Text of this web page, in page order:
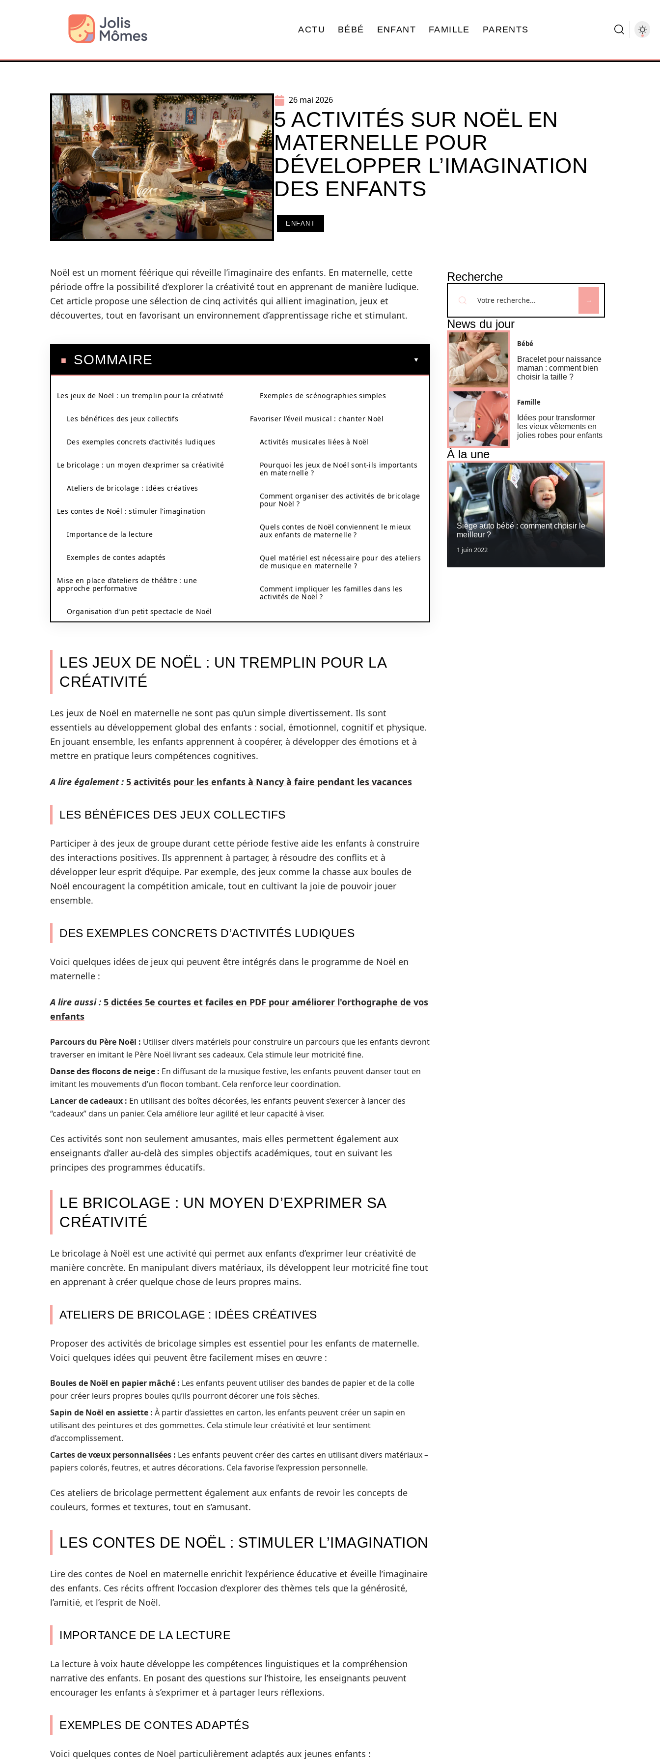
ACTU BÉBÉ ENFANT FAMILLE PARENTS
26 mai 2026
5 ACTIVITÉS SUR NOËL EN
MATERNELLE POUR
DÉVELOPPER L’IMAGINATION
DES ENFANTS
ENFANT
Noël est un moment féérique qui réveille l’imaginaire des enfants. En maternelle, cette
période offre la possibilité d’explorer la créativité tout en apprenant de manière ludique.
Cet article propose une sélection de cinq activités qui allient imagination, jeux et
découvertes, tout en favorisant un environnement d’apprentissage riche et stimulant.
SOMMAIRE
Les jeux de Noël : un tremplin pour la créativité
Les bénéfices des jeux collectifs
Des exemples concrets d’activités ludiques
Le bricolage : un moyen d’exprimer sa créativité
Ateliers de bricolage : Idées créatives
Les contes de Noël : stimuler l’imagination
Importance de la lecture
Exemples de contes adaptés
Mise en place d’ateliers de théâtre : une
approche performative
Organisation d’un petit spectacle de Noël
Exemples de scénographies simples
Favoriser l’éveil musical : chanter Noël
Activités musicales liées à Noël
Pourquoi les jeux de Noël sont-ils importants
en maternelle ?
Comment organiser des activités de bricolage
pour Noël ?
Quels contes de Noël conviennent le mieux
aux enfants de maternelle ?
Quel matériel est nécessaire pour des ateliers
de musique en maternelle ?
Comment impliquer les familles dans les
activités de Noël ?
LES JEUX DE NOËL : UN TREMPLIN POUR LA
CRÉATIVITÉ
Les jeux de Noël en maternelle ne sont pas qu’un simple divertissement. Ils sont
essentiels au développement global des enfants : social, émotionnel, cognitif et physique.
En jouant ensemble, les enfants apprennent à coopérer, à développer des émotions et à
mettre en pratique leurs compétences cognitives.
A lire également : 5 activités pour les enfants à Nancy à faire pendant les vacances
LES BÉNÉFICES DES JEUX COLLECTIFS
Participer à des jeux de groupe durant cette période festive aide les enfants à construire
des interactions positives. Ils apprennent à partager, à résoudre des conflits et à
développer leur esprit d’équipe. Par exemple, des jeux comme la chasse aux boules de
Noël encouragent la compétition amicale, tout en cultivant la joie de pouvoir jouer
ensemble.
DES EXEMPLES CONCRETS D’ACTIVITÉS LUDIQUES
Voici quelques idées de jeux qui peuvent être intégrés dans le programme de Noël en
maternelle :
A lire aussi : 5 dictées 5e courtes et faciles en PDF pour améliorer l'orthographe de vos
enfants
Parcours du Père Noël : Utiliser divers matériels pour construire un parcours que les enfants devront
traverser en imitant le Père Noël livrant ses cadeaux. Cela stimule leur motricité fine.
Danse des flocons de neige : En diffusant de la musique festive, les enfants peuvent danser tout en
imitant les mouvements d’un flocon tombant. Cela renforce leur coordination.
Lancer de cadeaux : En utilisant des boîtes décorées, les enfants peuvent s’exercer à lancer des
“cadeaux” dans un panier. Cela améliore leur agilité et leur capacité à viser.
Ces activités sont non seulement amusantes, mais elles permettent également aux
enseignants d’aller au-delà des simples objectifs académiques, tout en suivant les
principes des programmes éducatifs.
LE BRICOLAGE : UN MOYEN D’EXPRIMER SA
CRÉATIVITÉ
Le bricolage à Noël est une activité qui permet aux enfants d’exprimer leur créativité de
manière concrète. En manipulant divers matériaux, ils développent leur motricité fine tout
en apprenant à créer quelque chose de leurs propres mains.
ATELIERS DE BRICOLAGE : IDÉES CRÉATIVES
Proposer des activités de bricolage simples est essentiel pour les enfants de maternelle.
Voici quelques idées qui peuvent être facilement mises en œuvre :
Boules de Noël en papier mâché : Les enfants peuvent utiliser des bandes de papier et de la colle
pour créer leurs propres boules qu’ils pourront décorer une fois sèches.
Sapin de Noël en assiette : À partir d’assiettes en carton, les enfants peuvent créer un sapin en
utilisant des peintures et des gommettes. Cela stimule leur créativité et leur sentiment
d’accomplissement.
Cartes de vœux personnalisées : Les enfants peuvent créer des cartes en utilisant divers matériaux –
papiers colorés, feutres, et autres décorations. Cela favorise l’expression personnelle.
Ces ateliers de bricolage permettent également aux enfants de revoir les concepts de
couleurs, formes et textures, tout en s’amusant.
LES CONTES DE NOËL : STIMULER L’IMAGINATION
Lire des contes de Noël en maternelle enrichit l’expérience éducative et éveille l’imaginaire
des enfants. Ces récits offrent l’occasion d’explorer des thèmes tels que la générosité,
l’amitié, et l’esprit de Noël.
IMPORTANCE DE LA LECTURE
La lecture à voix haute développe les compétences linguistiques et la compréhension
narrative des enfants. En posant des questions sur l’histoire, les enseignants peuvent
encourager les enfants à s’exprimer et à partager leurs réflexions.
EXEMPLES DE CONTES ADAPTÉS
Voici quelques contes de Noël particulièrement adaptés aux jeunes enfants :
Recherche
News du jour
Bébé
Bracelet pour naissance
maman : comment bien
choisir la taille ?
Famille
Idées pour transformer
les vieux vêtements en
jolies robes pour enfants
À la une
Siège auto bébé : comment choisir le
meilleur ?
1 juin 2022